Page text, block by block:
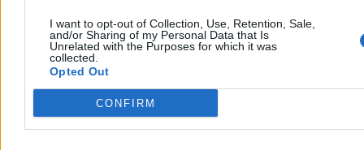
I want to opt-out of Collection, Use, Retention, Sale,
and/or Sharing of my Personal Data that Is
Unrelated with the Purposes for which it was
collected.
Opted Out
CONFIRM
Kto się boi małżeństwa dwóch mężczyzn (albo
małżeństwa dwóch kobiet)?